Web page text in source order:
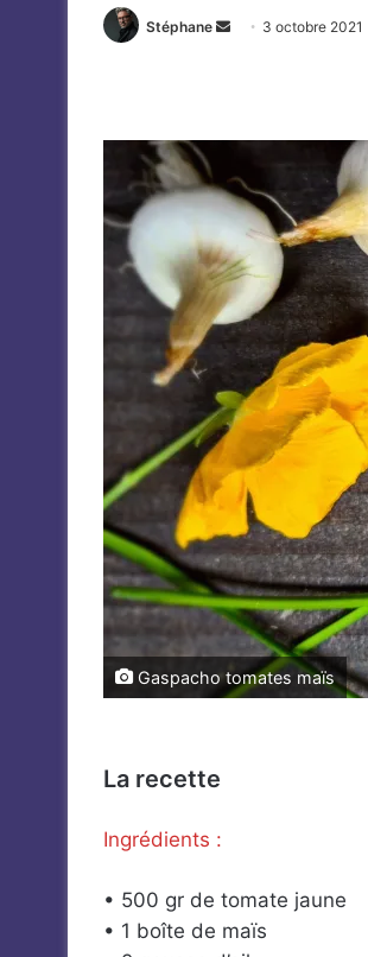
Stéphane
Envoyer3 octobre 2021
Gaspacho tomates maïs
La recette
Ingrédients :
• 500 gr de tomate jaune
• 1 boîte de maïs